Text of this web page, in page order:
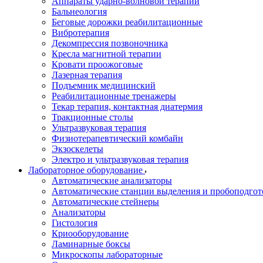
Бальнеология
Беговые дорожки реабилитационные
Вибротерапия
Декомпрессия позвоночника
Кресла магнитной терапии
Кровати проожоговые
Лазерная терапия
Подъемник медицинский
Реабилитационные тренажеры
Текар терапия, контактная диатермия
Тракционные столы
Ультразвуковая терапия
Физиотерапевтический комбайн
Экзоскелеты
Электро и ультразвуковая терапия
Лабораторное оборудование
Автоматические анализаторы
Автоматические станции выделения и
Автоматические стейнеры
Анализаторы
Гистология
Криооборудование
Ламинарные боксы
Микроскопы лабораторные